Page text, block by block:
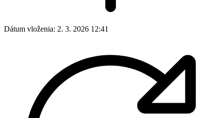
Dátum vloženia: 2. 3. 2026 12:41